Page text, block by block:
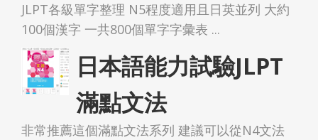
JLPT各級單字整理 N5程度適用且日英並列 大約
100個漢字 一共800個單字字彙表 ...
日本語能力試驗JLPT
滿點文法
非常推薦這個滿點文法系列 建議可以從N4文法